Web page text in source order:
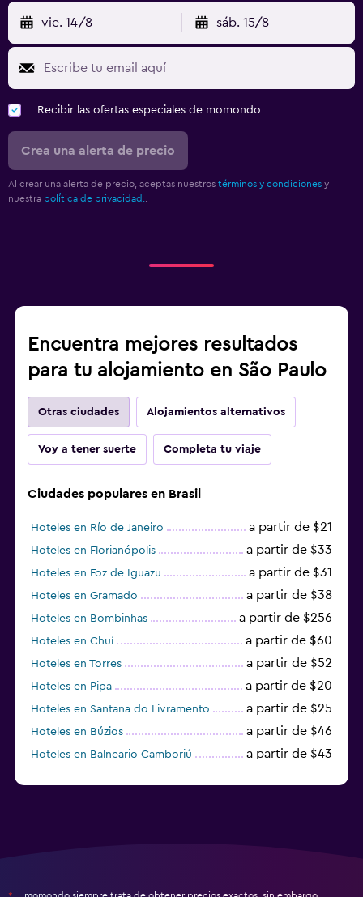
vie. 14/8 sáb. 15/8
Recibir las ofertas especiales de momondo
Crea una alerta de precio
Al crear una alerta de precio, aceptas nuestros términos y condiciones y
nuestra política de privacidad.
Encuentra mejores resultados
para tu alojamiento en São Paulo
Otras ciudades Alojamientos alternativos
Voy a tener suerte Completa tu viaje
Ciudades populares en Brasil
Hoteles en Río de Janeiro a partir de $21
Hoteles en Florianópolis a partir de $33
Hoteles en Foz de Iguazu a partir de $31
Hoteles en Gramado a partir de $38
Hoteles en Bombinhas a partir de $256
Hoteles en Chuí a partir de $60
Hoteles en Torres a partir de $52
Hoteles en Pipa a partir de $20
Hoteles en Santana do Livramento a partir de $25
Hoteles en Búzios a partir de $46
Hoteles en Balneario Camboriú a partir de $43